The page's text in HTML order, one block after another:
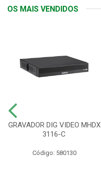
OS MAIS VENDIDOS
GRAVADOR DIG VIDEO MHDX
3116-C
Código: 580130